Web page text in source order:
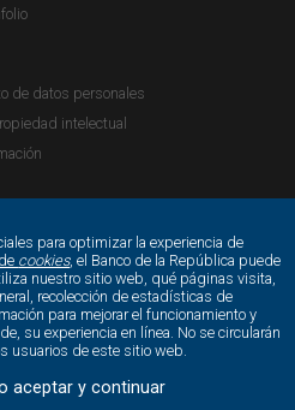
sobre las
de pronósticos
nacionales
DE 2017
sobre el producto interno
para evaluar o validar
variables, para pronosticar
decisiones de política
para optimizar la experiencia de
cookies, el Banco de la República puede
nuestro sitio web, qué páginas visita,
recolección de estadísticas de
para mejorar el funcionamiento y
su experiencia en línea. No se circularán
usuarios de este sitio web.
aceptar y continuar
de datos personales
intelectual
SOCIALES: